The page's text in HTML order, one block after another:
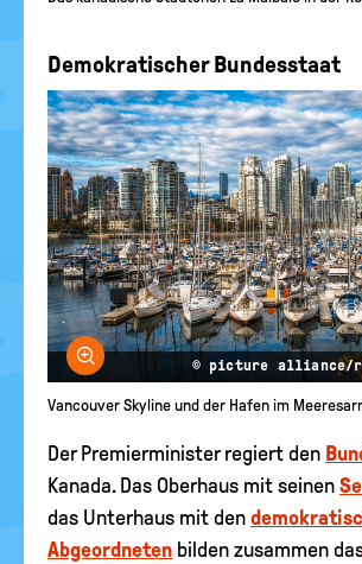
Demokratischer Bundesstaat
Bild vergrößern
© picture alliance/
Vancouver Skyline und der Hafen im
Der Premierminister regiert den
Kanada. Das Oberhaus mit seinen
das Unterhaus mit den
Abgeordneten bilden zusammen